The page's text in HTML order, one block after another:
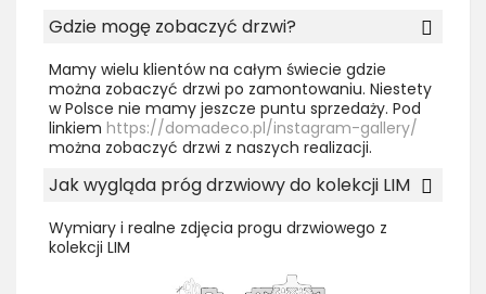
Gdzie mogę zobaczyć drzwi?
Mamy wielu klientów na całym świecie gdzie
można zobaczyć drzwi po zamontowaniu. Niestety
w Polsce nie mamy jeszcze puntu sprzedaży. Pod
linkiem https://domadeco.pl/instagram-gallery/
można zobaczyć drzwi z naszych realizacji.
Jak wygląda próg drzwiowy do kolekcji LIM
Wymiary i realne zdjęcia progu drzwiowego z
kolekcji LIM